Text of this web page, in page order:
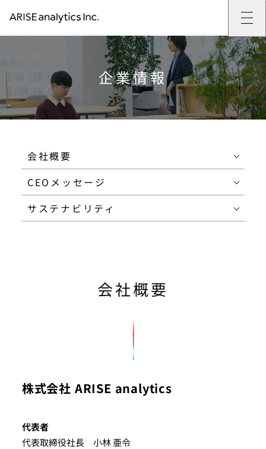
ARISE analyticsとはトップ
ミッション・バリュー
ARISE analyticsの強み
働きがいのある会社づくり
提供サービストップ
位置情報マーケティング
カスタマーサポート改革
ドローン・ビジネス活用
データ・AI人材育成支援
実績
支援実績トップ
データドリブン改革の推進支援
新規事業の立ち上げ支援
データ分析基盤の構築・活用支援
企業情報
企業情報トップ
会社概要
お問い合わせ
ニュース
ニューストップ
イベント
技術情報
PAPER
OTHERS
新卒採用
中途採用
社員インタビュー
成長支援
キャリア開発
働く環境
企業情報
会社概要
CEOメッセージ
サステナビリティ
会社概要
株式会社 ARISE analytics
代表者
代表取締役社長 小林 亜令